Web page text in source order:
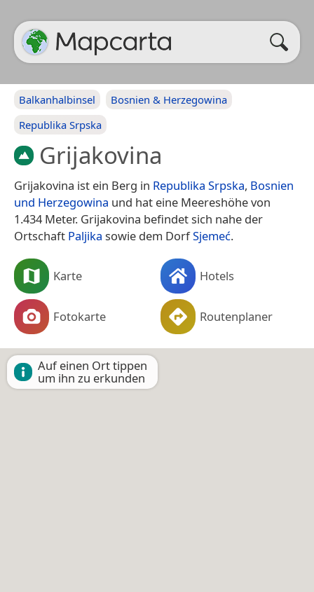
Balkanhalbinsel
Bosnien & Herzegowina
Republika Srpska
Grijakovina
Grijakovina ist ein Berg in Republika Srpska, Bosnien
und Herzegowina und hat eine Meereshöhe von
1.434 Meter. Grijakovina befindet sich nahe der
Ortschaft Paljika sowie dem DorfSjemeć.
Karte Hotels
Fotokarte Routenplaner
Auf einen Ort tippen
um ihn zu erkunden